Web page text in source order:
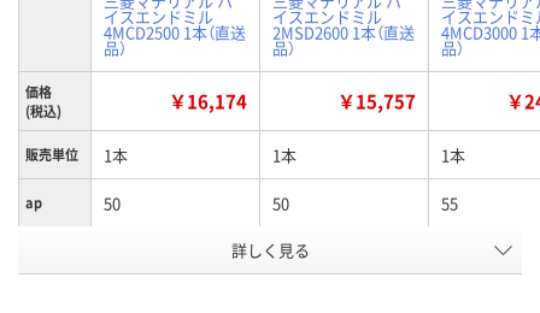
イスエンドミル
4MCD2500 1本（直送
品）
イスエンドミル
2MSD2600 1本（直送
品）
イスエンドミ
4MCD3000 1
品）
価格
(税込)
￥16,174 ￥15,757 ￥
販売単位 1本 1本 1本
ap 50 50 55
25
詳しく見る